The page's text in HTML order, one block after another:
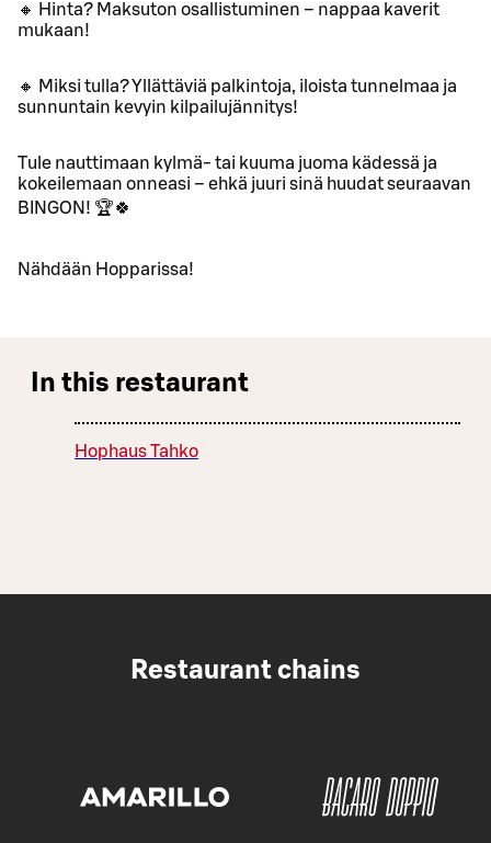
🔸 Hinta? Maksuton osallistuminen – nappaa kaverit
mukaan!
🔸 Miksi tulla? Yllättäviä palkintoja, iloista tunnelmaa ja
sunnuntain kevyin kilpailujännitys!
Tule nauttimaan kylmä- tai kuuma juoma kädessä ja
kokeilemaan onneasi – ehkä juuri sinä huudat seuraavan
BINGON! 🏆🍀
Nähdään Hopparissa!
In this restaurant
Hophaus Tahko
Restaurant chains